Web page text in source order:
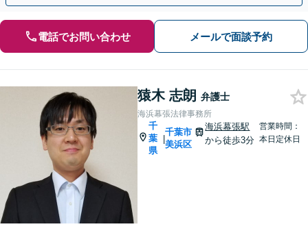
電話でお問い合わせ メールで面談予約
猿木 志朗 弁護士
海浜幕張法律事務所
千
葉
県
|
千葉市
美浜区
海浜幕張駅
から徒歩3分
営業時間：
本日定休日